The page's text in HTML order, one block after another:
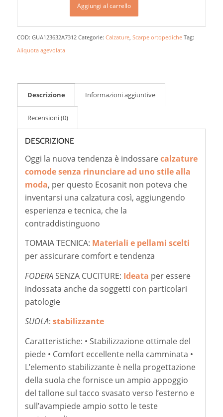
Aggiungi al carrello
COD: GUA123632A7312 Categorie: Calzature, Scarpe ortopediche Tag:
Aliquota agevolata
Descrizione Informazioni aggiuntive
Recensioni (0)
DESCRIZIONE
Oggi la nuova tendenza è indossarecalzature
comode senza rinunciare ad uno stile alla
moda, per questo Ecosanit non poteva che
inventarsi una calzatura così, aggiungendo
esperienza e tecnica, che la
contraddistinguono
TOMAIA TECNICA: Materiali e pellami scelti
per assicurare comfort e tendenza
FODERA SENZA CUCITURE: Ideata per essere
indossata anche da soggetti con particolari
patologie
SUOLA: stabilizzante
Caratteristiche: • Stabilizzazione ottimale del
piede • Comfort eccellente nella camminata •
L’elemento stabilizzante è nella progettazione
della suola che fornisce un ampio appoggio
del tallone sul tacco svasato verso l’esterno e
sull’avampiede ampio sotto le teste